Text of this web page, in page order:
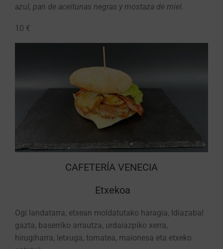
azul, pan de aceitunas negras y mostaza de miel.
10 €
CAFETERÍA VENECIA
Etxekoa
Ogi landatarra, etxean moldatutako haragia, Idiazabal
gazta, baserriko arrautza, urdaiazpiko xerra,
hirugiharra, letxuga, tomatea, maionesa eta etxeko